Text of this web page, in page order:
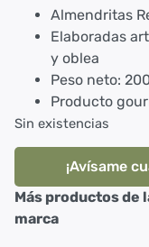
Almendritas
Elaboradas
y oblea
Peso neto:
Producto
Sin existencias
¡Avísame
Más productos de
marca